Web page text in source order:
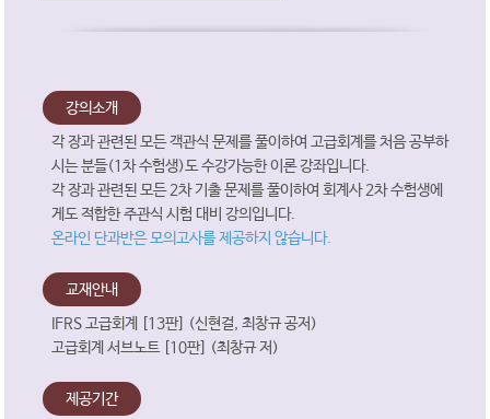
강의소개
각 장과 관련된 모든 객관식 문제를 풀이하여 고급회계를 처음 공부하
시는 분들(1차 수험생)도 수강가능한 이론 강좌입니다.
각 장과 관련된 모든 2차 기출 문제를 풀이하여 회계사 2차 수험생에
게도 적합한 주관식 시험 대비 강의입니다.
온라인 단과반은 모의고사를 제공하지 않습니다.
교재안내
IFRS 고급회계 [13판] (신현걸, 최창규 공저)
고급회계 서브노트 [10판] (최창규 저)
제공기간